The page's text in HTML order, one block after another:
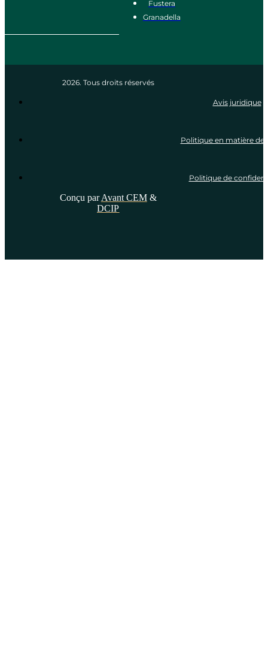
Fustera
Granadella
2026. Tous droits réservés
Avis juridique
Politique en matière de
Politique de
Conçu parAvant CEM &
DCIP